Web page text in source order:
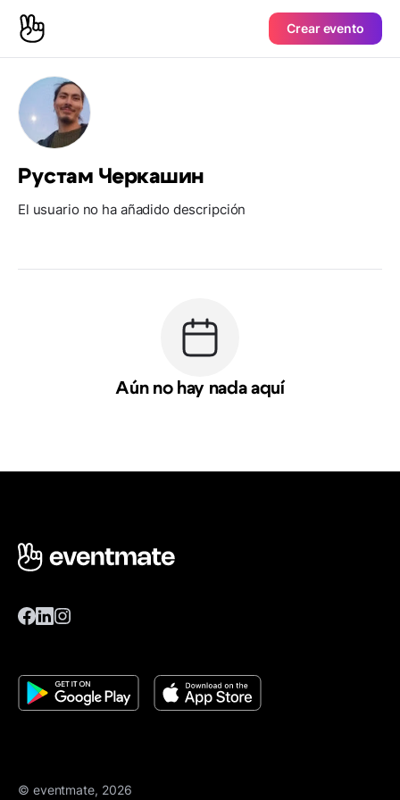
Crear evento
Рустам Черкашин
El usuario no ha añadido descripción
Aún no hay nada aquí
© eventmate, 2026